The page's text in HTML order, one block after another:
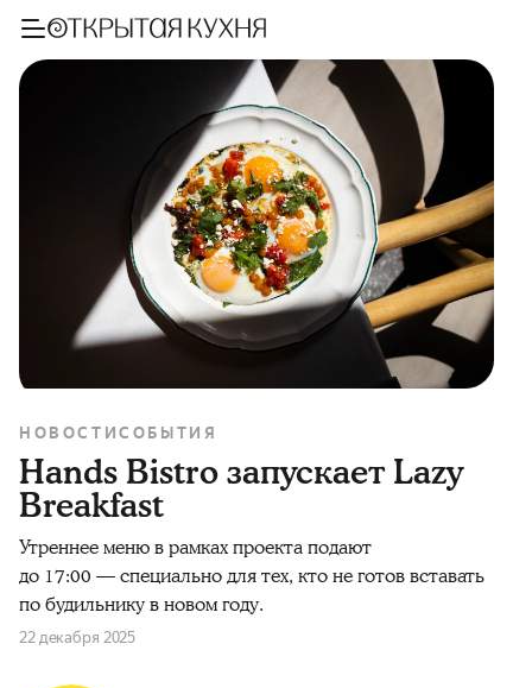
НОВОСТИСОБЫТИЯ
Hands Bistro запускает Lazy
Breakfast
Утреннее меню в рамках проекта подают
до 17:00 — специально для тех, кто не готов вставать
по будильнику в новом году.
22 декабря 2025